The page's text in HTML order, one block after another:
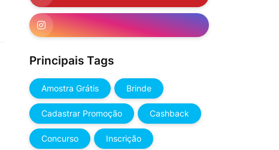
Principais Tags
Amostra Grátis Brinde
Cadastrar Promoção Cashback
Concurso Inscrição